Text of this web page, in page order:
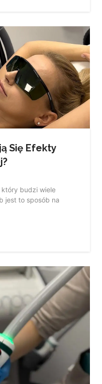
Się Efekty
który budzi wiele
jest to sposób na